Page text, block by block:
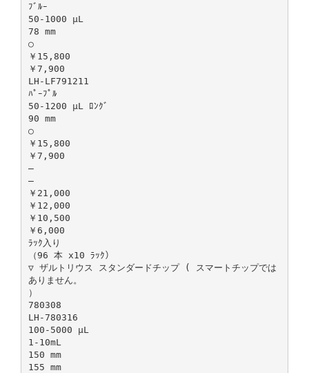
ﾌﾞﾙｰ
50-1000 µL
78 mm
○
￥15,800
￥7,900
LH-LF791211
ﾊﾟｰﾌﾟﾙ
50-1200 µL ﾛﾝｸﾞ
90 mm
○
￥15,800
￥7,900
―
―
￥21,000
￥12,000
￥10,500
￥6,000
ﾗｯｸ入り
（96 本 x10 ﾗｯｸ）
▽ ザルトリウス スタンダードチップ ( スマートチップでは
ありません。
）
780308
LH-780316
100-5000 µL
1-10mL
150 mm
155 mm